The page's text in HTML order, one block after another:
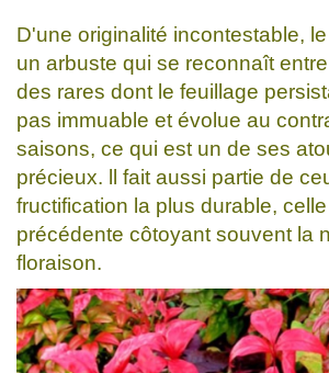
D'une originalité incontestable,
un arbuste qui se reconnaît
des rares dont le feuillage
pas immuable et évolue au
saisons, ce qui est un de ses
précieux. ll fait aussi partie de
fructification la plus durable, celle
précédente côtoyant souvent la
floraison.